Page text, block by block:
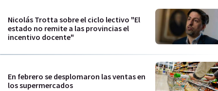
Nicolás Trotta sobre el ciclo lectivo "El
estado no remite a las provincias el
incentivo docente"
En febrero se desplomaron las ventas en
los supermercados